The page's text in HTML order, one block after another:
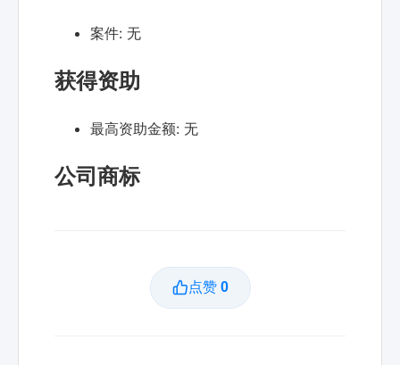
案件: 无
获得资助
最高资助金额: 无
公司商标
点赞 0